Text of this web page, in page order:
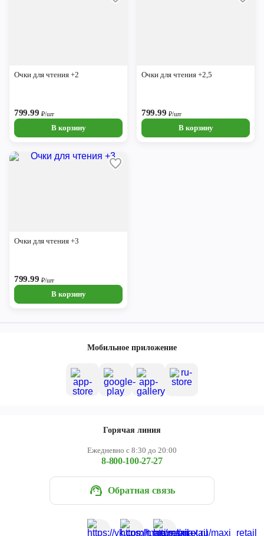
Очки для чтения +2
799.99 ₽/шт
В корзину
Очки для чтения +2,5
799.99 ₽/шт
В корзину
Очки для чтения +3
799.99 ₽/шт
В корзину
Мобильное приложение
Горячая линия
Ежедневно с 8:30 до 20:00
8-800-100-27-27
Обратная связь